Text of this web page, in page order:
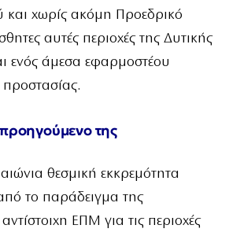
και χωρίς ακόμη Προεδρικό
αυτές περιοχές της Δυτικής
ενός άμεσα εφαρμοστέου
της
θεσμική εκκρεμότητα
το παράδειγμα της
ΕΠΜ για τις περιοχές